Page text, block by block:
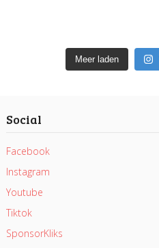
Meer laden
Social
Facebook
Instagram
Youtube
Tiktok
SponsorKliks